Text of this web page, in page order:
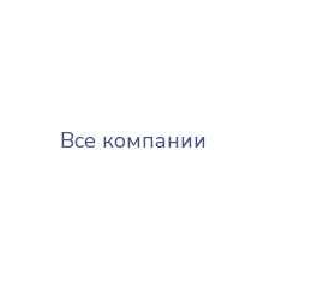
Все компании